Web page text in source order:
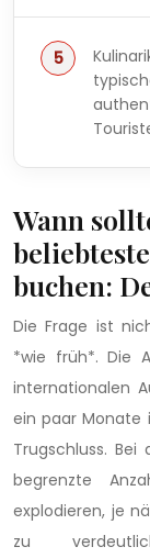
Wann
buchen:
Die Frage ist
*wie früh*. Die
internationalen
ein paar Monate
Trugschluss.
begrenzte
explodieren, je
zu